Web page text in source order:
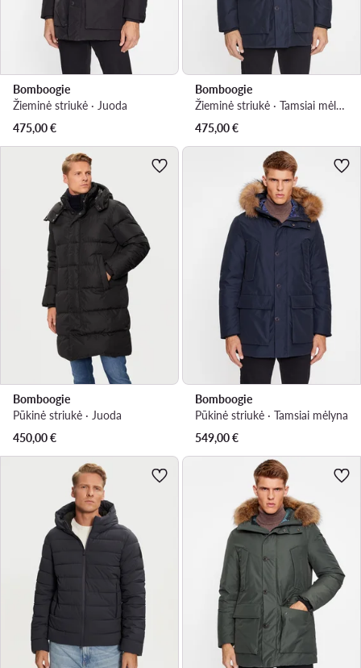
Bomboogie
Žieminė striukė · Juoda
475,00€
Bomboogie
Žieminė striukė · Tamsiai mėlyna
475,00€
Bomboogie
Pūkinė striukė · Juoda
450,00€
Bomboogie
Pūkinė striukė · Tamsiai mėlyna
549,00€